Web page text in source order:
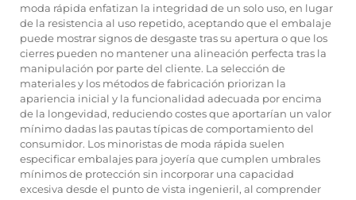
moda rápida enfatizan la integridad de un solo uso, en lugar
de la resistencia al uso repetido, aceptando que el embalaje
puede mostrar signos de desgaste tras su apertura o que los
cierres pueden no mantener una alineación perfecta tras la
manipulación por parte del cliente. La selección de
materiales y los métodos de fabricación priorizan la
apariencia inicial y la funcionalidad adecuada por encima
de la longevidad, reduciendo costes que aportarían un valor
mínimo dadas las pautas típicas de comportamiento del
consumidor. Los minoristas de moda rápida suelen
especificar embalajes para joyería que cumplen umbrales
mínimos de protección sin incorporar una capacidad
excesiva desde el punto de vista ingenieril, al comprender